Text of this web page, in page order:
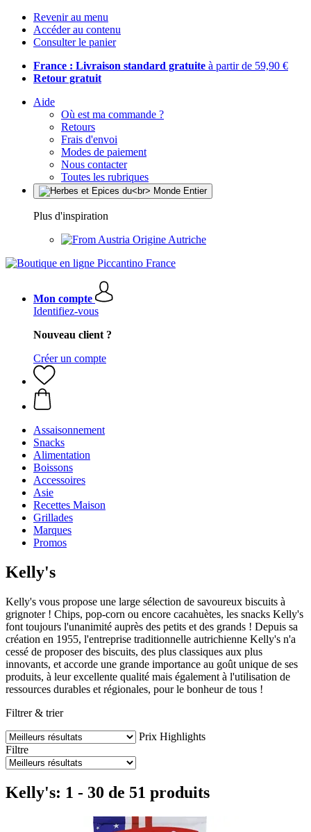
Revenir au menu
Accéder au contenu
Consulter le panier
France : Livraison standard gratuite à partir de 59,90 €
Retour gratuit
Aide
Où est ma commande ?
Retours
Frais d'envoi
Modes de paiement
Nous contacter
Toutes les rubriques
Plus d'inspiration
Origine Autriche
Mon compte
Identifiez-vous
Nouveau client ?
Créer un compte
Assaisonnement
Snacks
Alimentation
Boissons
Accessoires
Asie
Recettes Maison
Grillades
Marques
Promos
Kelly's
Kelly's vous propose une large sélection de savoureux biscuits à
grignoter ! Chips, pop-corn ou encore cacahuètes, les snacks Kelly's
font toujours l'unanimité auprès des petits et des grands ! Depuis sa
création en 1955, l'entreprise traditionnelle autrichienne Kelly's n'a
cessé de proposer des biscuits, des plus classiques aux plus
innovants, et accorde une grande importance au goût unique de ses
produits, à leur excellente qualité mais également à l'utilisation de
ressources durables et régionales, pour le bonheur de tous !
Filtrer & trier
Prix Highlights
Filtre
Kelly's: 1 - 30 de 51 produits